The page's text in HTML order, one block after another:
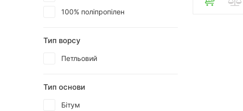
100% поліпропілен
Тип ворсу
Петльовий
Тип основи
Бітум